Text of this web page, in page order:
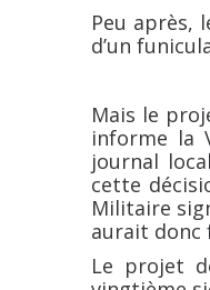
Peu après,
d’un
Mais le
informe la
journal
cette
Militaire
aurait donc
Le projet